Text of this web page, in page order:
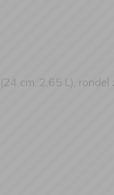
cm, 2,65 L),